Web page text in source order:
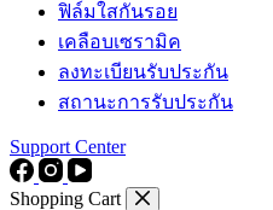
ฟิล์มใสกันรอย
เคลือบเซรามิค
ลงทะเบียนรับประกัน
สถานะการรับประกัน
Support Center
Shopping Cart